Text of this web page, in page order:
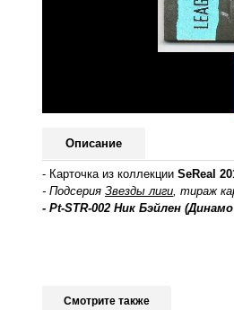
Описание
- Карточка из коллекции SeReal
- Подсерия Звезды лиги , тираж
- Pt-STR-002 Ник Бэйлен
Смотрите также